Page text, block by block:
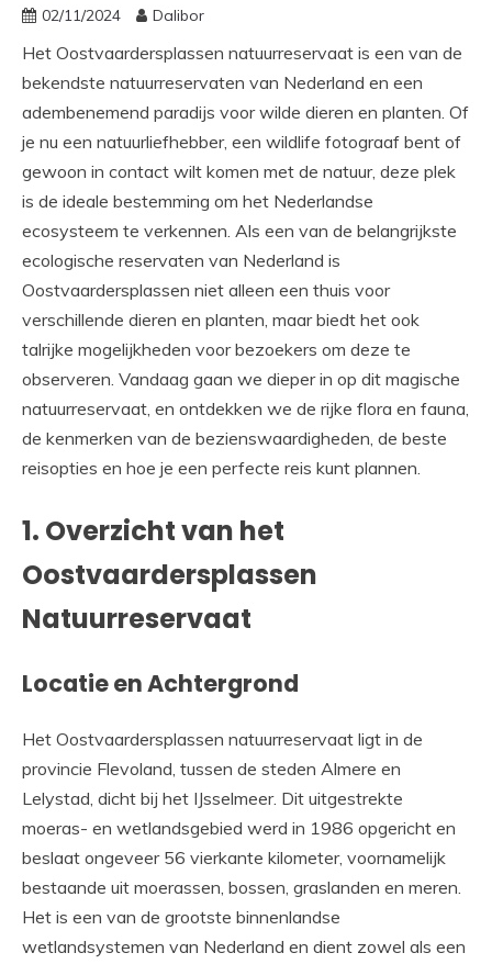
02/11/2024 Dalibor
Het Oostvaardersplassen natuurreservaat is een van de
bekendste natuurreservaten van Nederland en een
adembenemend paradijs voor wilde dieren en planten. Of
je nu een natuurliefhebber, een wildlife fotograaf bent of
gewoon in contact wilt komen met de natuur, deze plek
is de ideale bestemming om het Nederlandse
ecosysteem te verkennen. Als een van de belangrijkste
ecologische reservaten van Nederland is
Oostvaardersplassen niet alleen een thuis voor
verschillende dieren en planten, maar biedt het ook
talrijke mogelijkheden voor bezoekers om deze te
observeren. Vandaag gaan we dieper in op dit magische
natuurreservaat, en ontdekken we de rijke flora en fauna,
de kenmerken van de bezienswaardigheden, de beste
reisopties en hoe je een perfecte reis kunt plannen.
1. Overzicht van het
Oostvaardersplassen
Natuurreservaat
Locatie en Achtergrond
Het Oostvaardersplassen natuurreservaat ligt in de
provincie Flevoland, tussen de steden Almere en
Lelystad, dicht bij het IJsselmeer. Dit uitgestrekte
moeras- en wetlandsgebied werd in 1986 opgericht en
beslaat ongeveer 56 vierkante kilometer, voornamelijk
bestaande uit moerassen, bossen, graslanden en meren.
Het is een van de grootste binnenlandse
wetlandsystemen van Nederland en dient zowel als een